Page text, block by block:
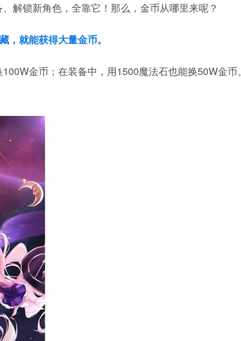
、解锁新角色，全靠它！那么，金币从哪里来呢？
，就能获得大量金币。
金币；在装备中，用1500魔法石也能换50W金币。